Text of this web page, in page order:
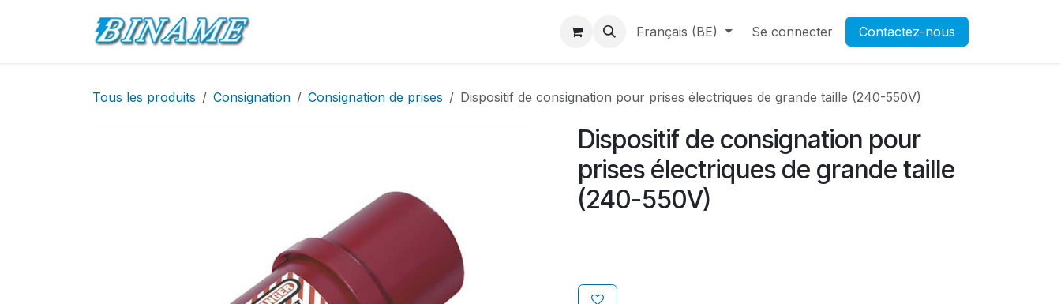
À propos de BINAME Contactez-nous Rendez-vous Ouverture d'un compte
Français (BE) Se connecter Contactez-nous
Tous les produits Consignation Consignation de prises Dispositif de consignation pour prises électriques de grande taille (240-550V)
Dispositif de consignation pour
prises électriques de grande taille
(240-550V)